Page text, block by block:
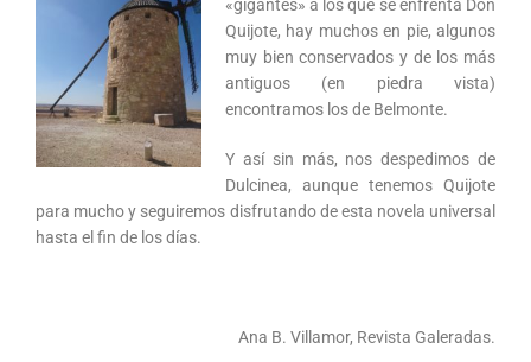
«gigantes» a los que se enfrenta Don
Quijote, hay muchos en pie, algunos
muy bien conservados y de los más
antiguos (en piedra vista)
encontramos los de Belmonte.
Y así sin más, nos despedimos de
Dulcinea, aunque tenemos Quijote
para mucho y seguiremos disfrutando de esta novela universal
hasta el fin de los días.
Ana B. Villamor, Revista Galeradas.